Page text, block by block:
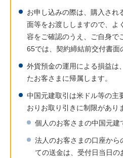
お申し込みの際は、購入され
面等をお渡ししますので、よ
容をご確認のうえ、ご自身で
65では、契約締結前交付書面
外貨預金の運用による損益は
たお客さまに帰属します。
中国元建取引は米ドル等の主
おりお取り引きに制限があり
個人のお客さまの中国元建
法人のお客さまの口座から
ての送金は、受付日当日の